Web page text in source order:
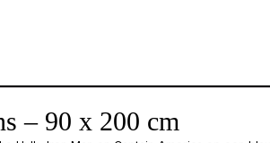
– 90 x 200 cm